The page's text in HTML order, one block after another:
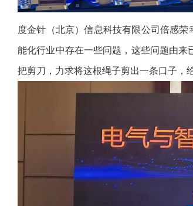
度金针 （北京）信息科技有限公司倍感
能化行业中存在一些问题，这些问题由来
把剪刀，力求将这根绳子剪出一条口子，